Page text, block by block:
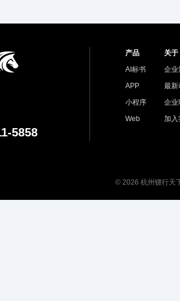
5858
产品
AI标书
APP
小程序
Web
关于
企业
最新
企业
加入
© 2026 杭州镖行天